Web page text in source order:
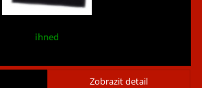
ihned
Zobrazit detail